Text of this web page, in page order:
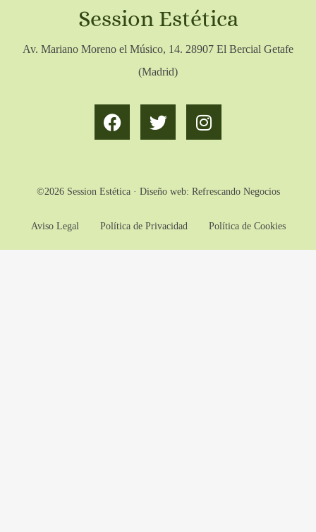
Session Estética
Av. Mariano Moreno el Músico, 14. 28907 El Bercial Getafe
(Madrid)
©2026 Session Estética · Diseño web: Refrescando Negocios
Aviso Legal Política de Privacidad Política de Cookies